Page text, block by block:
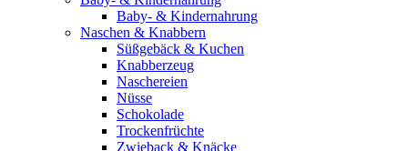
Baby- & Kindernahrung
Naschen & Knabbern
Süßgebäck & Kuchen
Knabberzeug
Naschereien
Nüsse
Schokolade
Trockenfrüchte
Zwieback & Knäcke